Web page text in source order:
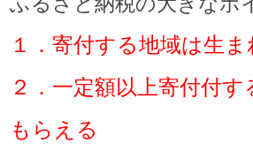
１．寄付する地域は生
２．一定額以上寄付付
もらえる